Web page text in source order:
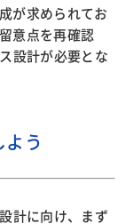
が求められてお
意点を再確認
設計が必要とな
よう
計に向け、まず